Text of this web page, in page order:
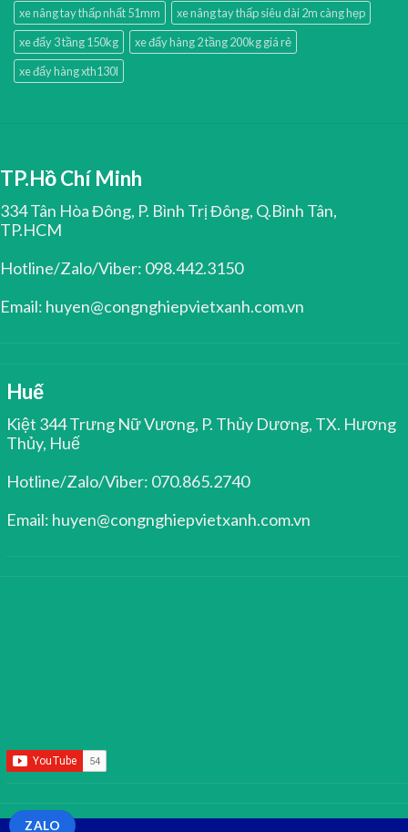
xe nâng tay thấp nhất 51mm
xe nâng tay thấp siêu dài 2m càng hẹp
xe đẩy 3 tầng 150kg
xe đẩy hàng 2 tầng 200kg giá rẻ
xe đẩy hàng xth130l
TP.Hồ Chí Minh
334 Tân Hòa Đông, P. Bình Trị Đông, Q.Bình Tân,
TP.HCM
Hotline/Zalo/Viber: 098.442.3150
Email: huyen@congnghiepvietxanh.com.vn
Huế
Kiệt 344 Trưng Nữ Vương, P. Thủy Dương, TX. Hương
Thủy, Huế
Hotline/Zalo/Viber: 070.865.2740
Email: huyen@congnghiepvietxanh.com.vn
ZALO